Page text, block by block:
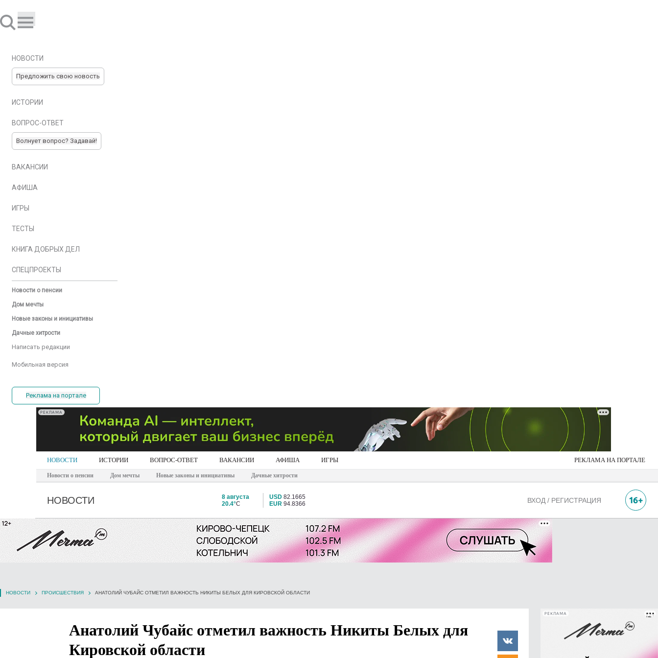
НОВОСТИ
Предложить свою новость
ИСТОРИИ
ВОПРОС-ОТВЕТ
Волнует вопрос? Задавай!
ВАКАНСИИ
АФИША
ИГРЫ
ТЕСТЫ
КНИГА ДОБРЫХ ДЕЛ
СПЕЦПРОЕКТЫ
Новости о пенсии
Дом мечты
Новые законы и инициативы
Дачные хитрости
Написать редакции
Мобильная версия
Реклама на портале
РЕКЛАМА
НОВОСТИ ИСТОРИИ ВОПРОС-ОТВЕТ ВАКАНСИИ АФИША ИГРЫ РЕКЛАМА НА ПОРТАЛЕ
Новости о пенсии Дом мечты Новые законы и инициативы Дачные хитрости
НОВОСТИ
8 августа
20.4°C
USD 82.1665
EUR 94.8366 ВХОД / РЕГИСТРАЦИЯ
НОВОСТИ ПРОИСШЕСТВИЯ АНАТОЛИЙ ЧУБАЙС ОТМЕТИЛ ВАЖНОСТЬ НИКИТЫ БЕЛЫХ ДЛЯ КИРОВСКОЙ ОБЛАСТИ
Анатолий Чубайс отметил важность Никиты Белых для
Кировской области
РЕКЛАМА